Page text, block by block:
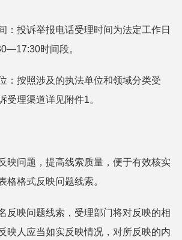
投诉举报电话受理时间为法定工作日
时间段。
按照涉及的执法单位和领域分类受
受理渠道详见附件1。
问题，提高线索质量，便于有效核实
格格式反映问题线索。
映问题线索，受理部门将对反映的相
映人应当如实反映情况，对所反映的内